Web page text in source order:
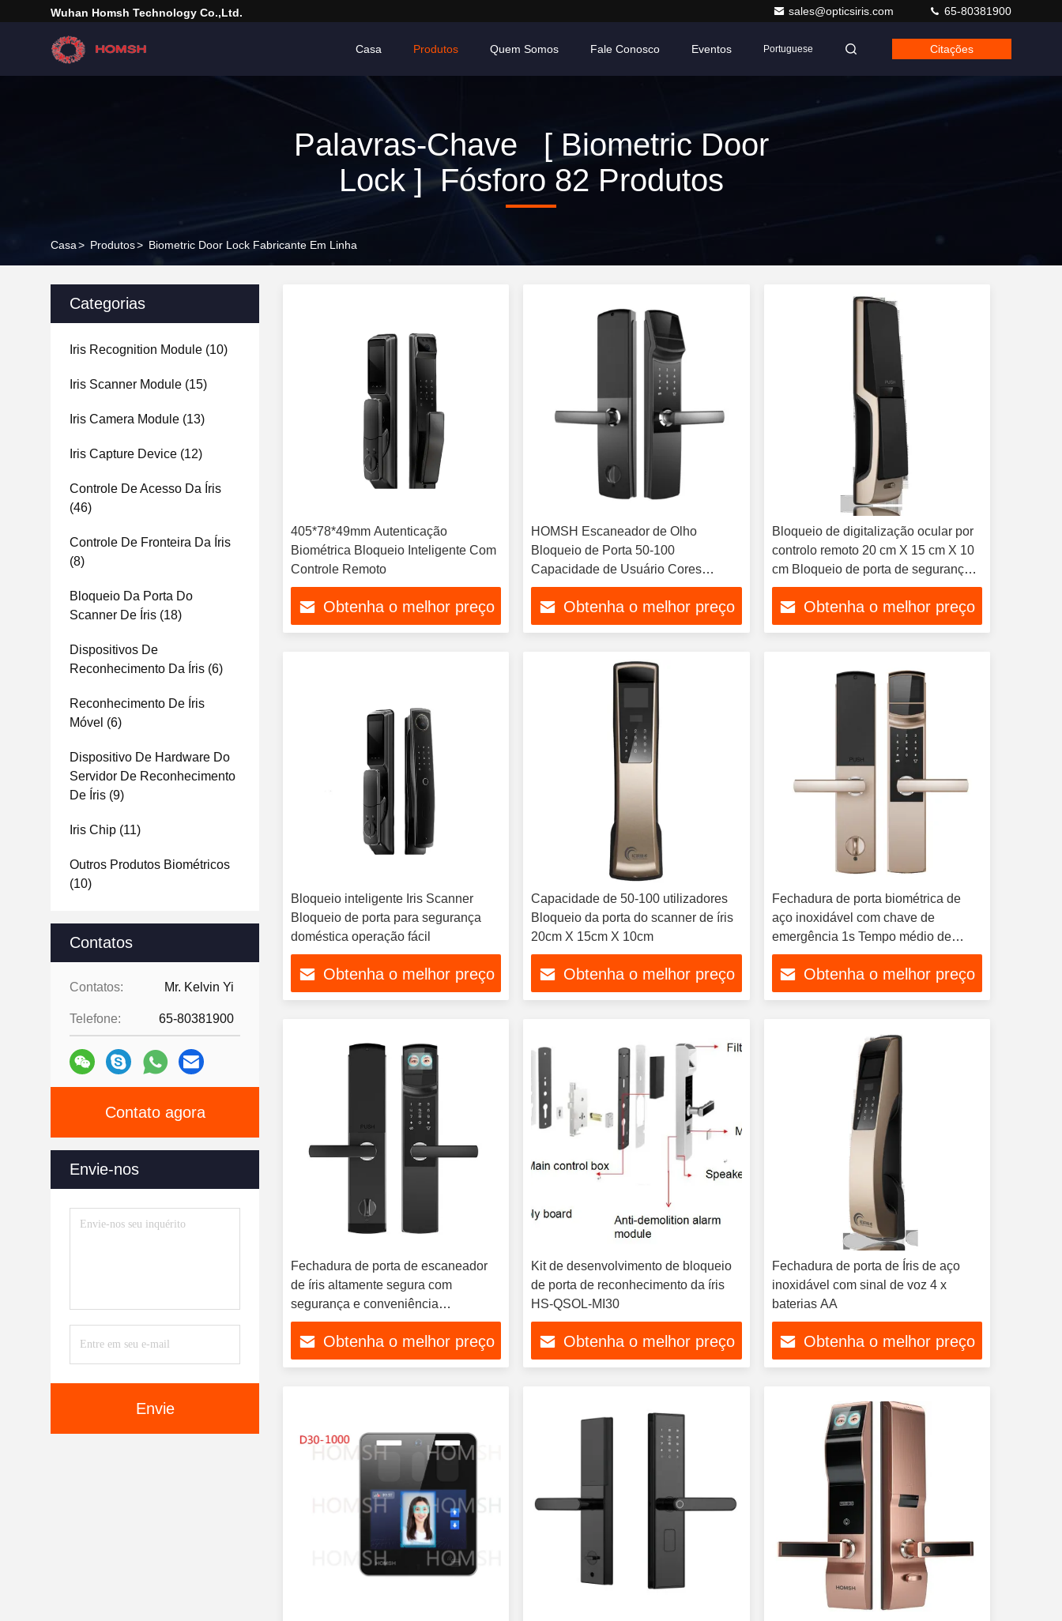
Wuhan Homsh Technology Co.,Ltd. sales@opticsiris.com 65-80381900
Casa Produtos Quem Somos Fale Conosco Eventos Portuguese Citações
Palavras-Chave [ Biometric Door
Lock ] Fósforo 82 Produtos
Casa> Produtos> Biometric Door Lock Fabricante Em Linha
Categorias
Iris Recognition Module (10)
Iris Scanner Module (15)
Iris Camera Module (13)
Iris Capture Device (12)
Controle De Acesso Da Íris
(46)
Controle De Fronteira Da Íris
(8)
Bloqueio Da Porta Do
Scanner De Íris (18)
Dispositivos De
Reconhecimento Da Íris (6)
Reconhecimento De Íris
Móvel (6)
Dispositivo De Hardware Do
Servidor De Reconhecimento
De Íris (9)
Iris Chip (11)
Outros Produtos Biométricos
(10)
Contatos
Contatos: Mr. Kelvin Yi
Telefone: 65-80381900
Contato agora
Envie-nos
Envie
405*78*49mm Autenticação
Biométrica Bloqueio Inteligente Com
Controle Remoto
Obtenha o melhor preço
HOMSH Escaneador de Olho
Bloqueio de Porta 50-100
Capacidade de Usuário Cores
Prateadas
Obtenha o melhor preço
Bloqueio de digitalização ocular por
controlo remoto 20 cm X 15 cm X 10
cm Bloqueio de porta de segurança
biométrica
Obtenha o melhor preço
Bloqueio inteligente Iris Scanner
Bloqueio de porta para segurança
doméstica operação fácil
Obtenha o melhor preço
Capacidade de 50-100 utilizadores
Bloqueio da porta do scanner de íris
20cm X 15cm X 10cm
Obtenha o melhor preço
Fechadura de porta biométrica de
aço inoxidável com chave de
emergência 1s Tempo médio de
reconhecimento
Obtenha o melhor preço
Fechadura de porta de escaneador
de íris altamente segura com
segurança e conveniência
avançadas
Obtenha o melhor preço
Kit de desenvolvimento de bloqueio
de porta de reconhecimento da íris
HS-QSOL-MI30
Obtenha o melhor preço
Fechadura de porta de Íris de aço
inoxidável com sinal de voz 4 x
baterias AA
Obtenha o melhor preço